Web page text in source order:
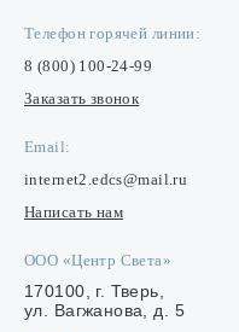
Телефон горячей линии:
8 (800) 100-24-99
Заказать звонок
Email:
internet2.edcs@mail.ru
Написать нам
ООО «Центр Света»
170100, г. Тверь,
ул. Вагжанова, д. 5